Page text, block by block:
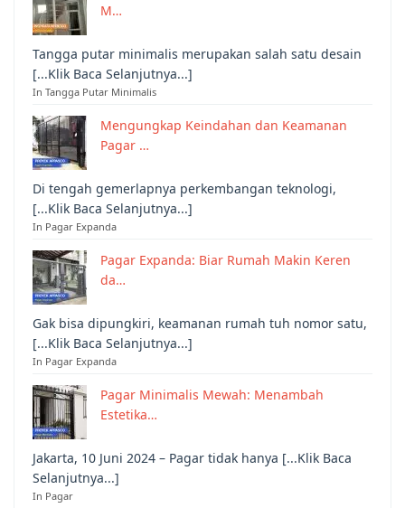
M…
Tangga putar minimalis merupakan salah satu desain
[...Klik Baca Selanjutnya...]
In Tangga Putar Minimalis
Mengungkap Keindahan dan Keamanan
Pagar …
Di tengah gemerlapnya perkembangan teknologi,
[...Klik Baca Selanjutnya...]
In Pagar Expanda
Pagar Expanda: Biar Rumah Makin Keren
da…
Gak bisa dipungkiri, keamanan rumah tuh nomor satu,
[...Klik Baca Selanjutnya...]
In Pagar Expanda
Pagar Minimalis Mewah: Menambah
Estetika…
Jakarta, 10 Juni 2024 – Pagar tidak hanya [...Klik Baca
Selanjutnya...]
In Pagar